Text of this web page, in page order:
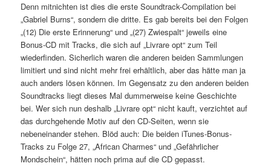
Denn mitnichten ist dies die erste Soundtrack-Compilation bei
„Gabriel Burns“, sondern die dritte. Es gab bereits bei den Folgen
„(12) Die erste Erinnerung“ und „(27) Zwiespalt“ jeweils eine
Bonus-CD mit Tracks, die sich auf „Livrare opt“ zum Teil
wiederfinden. Sicherlich waren die anderen beiden Sammlungen
limitiert und sind nicht mehr frei erhältlich, aber das hätte man ja
auch anders lösen können. Im Gegensatz zu den anderen beiden
Soundtracks liegt dieses Mal dummerweise keine Geschichte
bei. Wer sich nun deshalb „Livrare opt“ nicht kauft, verzichtet auf
das durchgehende Motiv auf den CD-Seiten, wenn sie
nebeneinander stehen. Blöd auch: Die beiden iTunes-Bonus-
Tracks zu Folge 27, „African Charmes“ und „Gefährlicher
Mondschein“, hätten noch prima auf die CD gepasst.